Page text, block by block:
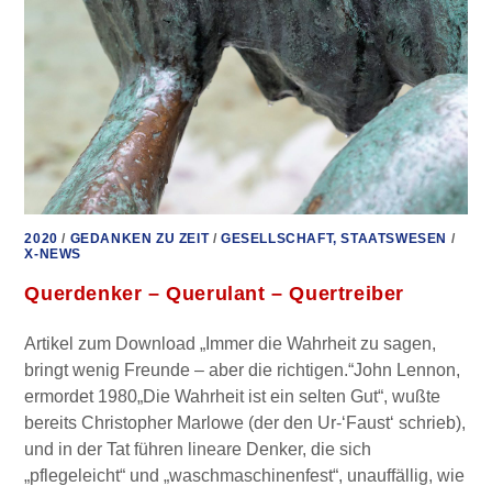
2020 / GEDANKEN ZU ZEIT/GESELLSCHAFT, STAATSWESEN /
X-NEWS
Querdenker – Querulant – Quertreiber
Artikel zum Download „Immer die Wahrheit zu sagen,
bringt wenig Freunde – aber die richtigen.“John Lennon,
ermordet 1980„Die Wahrheit ist ein selten Gut“, wußte
bereits Christopher Marlowe (der den Ur-‘Faust‘ schrieb),
und in der Tat führen lineare Denker, die sich
„pflegeleicht“ und „wasch­maschinenfest“, unauffällig, wie